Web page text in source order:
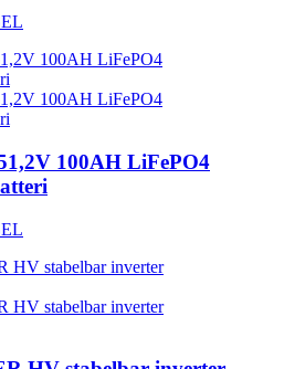
100AH ​​LiFePO4